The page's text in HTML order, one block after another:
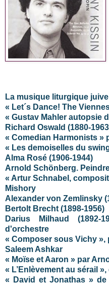
La musique liturgique juive
« Let´s Dance! The
« Gustav Mahler autopsie
Richard Oswald (1880-
« Comedian Harmonists »
« Les demoiselles du
Alma Rosé (1906-1944)
Arnold Schönberg.
« Artur Schnabel,
Mishory
Alexander von Zemlinsky
Bertolt Brecht (1898-1956)
Darius Milhaud (1892-
d'orchestre
« Composer sous Vichy »,
Saleem Ashkar
« Moïse et Aaron » par
« L’Enlèvement au sérail
« David et Jonathas » de